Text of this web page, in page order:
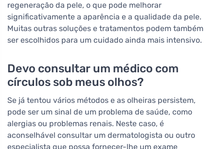
regeneração da pele, o que pode melhorar
significativamente a aparência e a qualidade da pele.
Muitas outras soluções e tratamentos podem também
ser escolhidos para um cuidado ainda mais intensivo.
Devo consultar um médico com
círculos sob meus olhos?
Se já tentou vários métodos e as olheiras persistem,
pode ser um sinal de um problema de saúde, como
alergias ou problemas renais. Neste caso, é
aconselhável consultar um dermatologista ou outro
especialista que possa fornecer-lhe um exame